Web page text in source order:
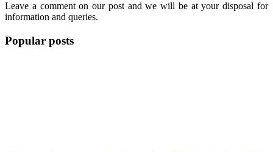
Leave a comment on our post and we will be at your disposal for
information and queries.
Popular posts